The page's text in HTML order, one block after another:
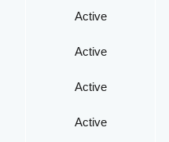
Active
Active
Active
Active